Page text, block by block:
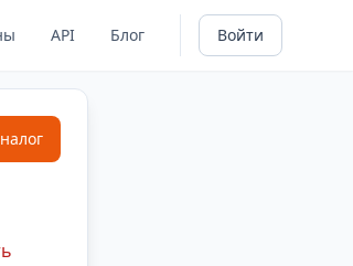
API Блог Войти